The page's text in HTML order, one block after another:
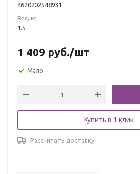
4620202548931
Вес, кг
1.5
1 409 руб./шт
Мало
Купить в 1 клик
Рассчитать доставку